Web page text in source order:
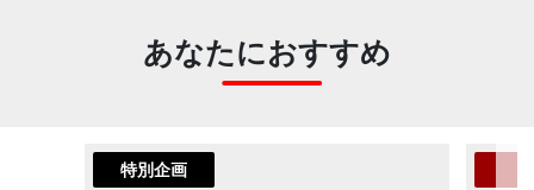
あなたにおすすめ
特別企画